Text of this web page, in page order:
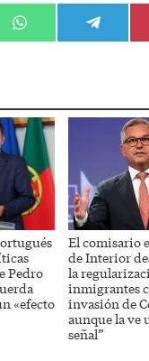
Compartir
en
Compartir
en
Pedro
«efecto
El comisario
de Interior
la
inmigrantes
invasión de
aunque la ve
señal”